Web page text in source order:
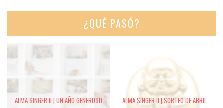
¿QUÉ PASÓ?
ALMA SINGER II | UN AÑO GENEROSO ALMA SINGER II | SORTEO DE ABRIL